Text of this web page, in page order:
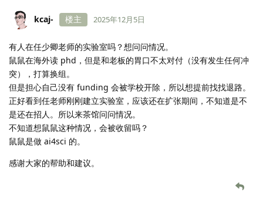
kcaj- 楼主 2025年12月5日
有人在任少卿老师的实验室吗？想问问情况。
鼠鼠在海外读 phd，但是和老板的胃口不太对付（没有发生任何冲
突），打算换组。
但是担心自己没有 funding 会被学校开除，所以想提前找找退路。
正好看到任老师刚刚建立实验室，应该还在扩张期间，不知道是不
是还在招人。所以来茶馆问问情况。
不知道想鼠鼠这种情况，会被收留吗？
鼠鼠是做 ai4sci 的。
感谢大家的帮助和建议。